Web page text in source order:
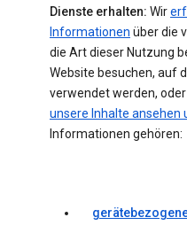
Dienste erhalten: Wir
Informationen über die
die Art dieser Nutzung
Website besuchen, auf
verwendet werden,
unsere Inhalte ansehen
Informationen gehören: